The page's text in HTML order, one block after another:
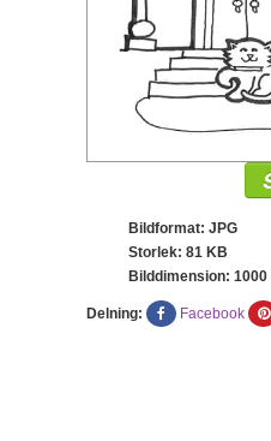
Bildformat: JPG
Storlek: 81 KB
Bilddimension: 1000
Delning: Facebook